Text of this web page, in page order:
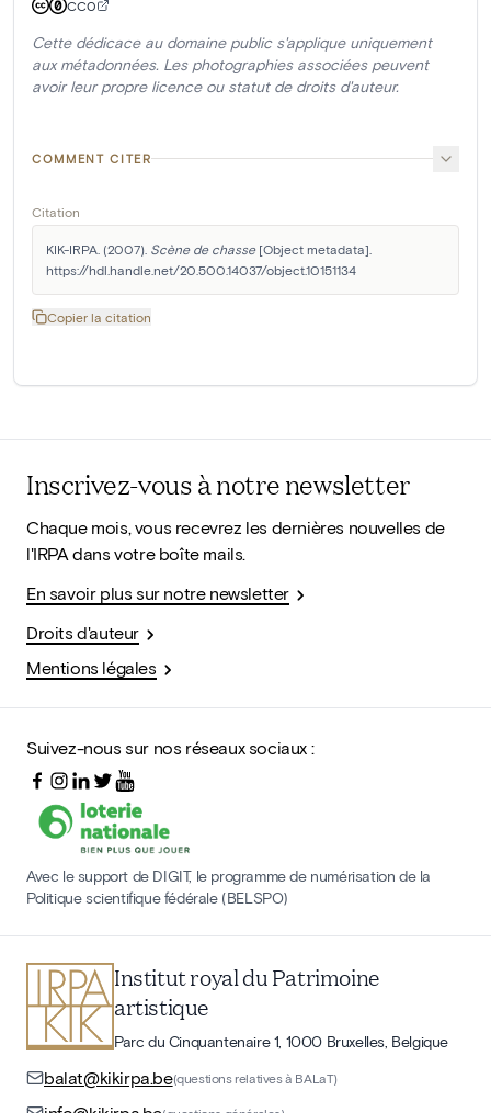
CC0
Cette dédicace au domaine public s'applique uniquement
aux métadonnées. Les photographies associées peuvent
avoir leur propre licence ou statut de droits d'auteur.
COMMENT CITER
Citation
KIK-IRPA. (2007). Scène de chasse [Object metadata].
https://hdl.handle.net/20.500.14037/object.10151134
Copier la citation
Inscrivez-vous à notre newsletter
Chaque mois, vous recevrez les dernières nouvelles de
l'IRPA dans votre boîte mails.
En savoir plus sur notre newsletter
Droits d'auteur
Mentions légales
Suivez-nous sur nos réseaux sociaux :
Avec le support de DIGIT, le programme de numérisation de la
Politique scientifique fédérale (BELSPO)
Institut royal du Patrimoine
artistique
Parc du Cinquantenaire 1, 1000 Bruxelles, Belgique
balat@kikirpa.be(questions relatives à BALaT)